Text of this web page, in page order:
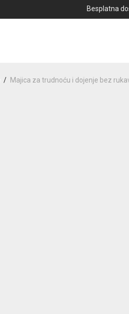
Besplatna
/ Majica za trudnoću i dojenje bez